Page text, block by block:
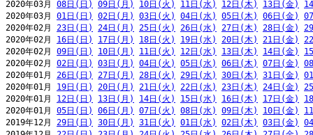
2020年03月 08日(日) 09日(月) 10日(火) 11日(水) 12日(木) 13日(金)
2020年03月 01日(日) 02日(月) 03日(火) 04日(水) 05日(木) 06日(金)
2020年02月 23日(日) 24日(月) 25日(火) 26日(水) 27日(木) 28日(金)
2020年02月 16日(日) 17日(月) 18日(火) 19日(水) 20日(木) 21日(金)
2020年02月 09日(日) 10日(月) 11日(火) 12日(水) 13日(木) 14日(金)
2020年02月 02日(日) 03日(月) 04日(火) 05日(水) 06日(木) 07日(金)
2020年01月 26日(日) 27日(月) 28日(火) 29日(水) 30日(木) 31日(金)
2020年01月 19日(日) 20日(月) 21日(火) 22日(水) 23日(木) 24日(金)
2020年01月 12日(日) 13日(月) 14日(火) 15日(水) 16日(木) 17日(金)
2020年01月 05日(日) 06日(月) 07日(火) 08日(水) 09日(木) 10日(金)
2019年12月 29日(日) 30日(月) 31日(火) 01日(水) 02日(木) 03日(金)